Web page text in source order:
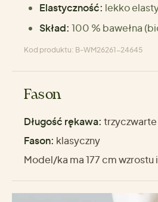
Elastyczność: lekko
Skład: 100 % bawełna
Kod produktu: B-WM26261-24645
Fason
Długość rękawa:
Fason: klasyczny
Model/ka ma 177 cm wzrostu